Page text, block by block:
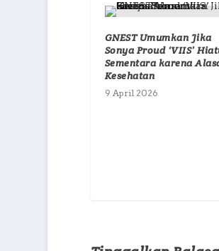
GNEST Umumkan Jika
Sonya Proud ‘VIIS’
Sementara karena
Kesehatan
9 April 2026